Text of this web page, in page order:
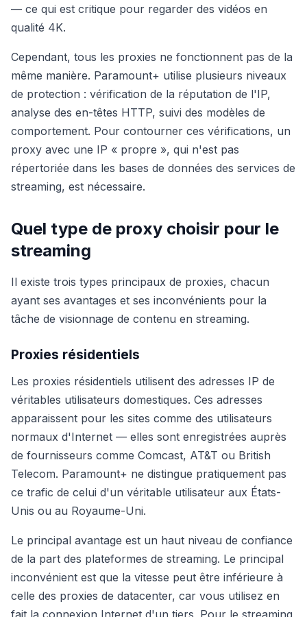
— ce qui est critique pour regarder des vidéos en
qualité 4K.
Cependant, tous les proxies ne fonctionnent pas de la
même manière. Paramount+ utilise plusieurs niveaux
de protection : vérification de la réputation de l'IP,
analyse des en-têtes HTTP, suivi des modèles de
comportement. Pour contourner ces vérifications, un
proxy avec une IP « propre », qui n'est pas
répertoriée dans les bases de données des services de
streaming, est nécessaire.
Quel type de proxy choisir pour le
streaming
Il existe trois types principaux de proxies, chacun
ayant ses avantages et ses inconvénients pour la
tâche de visionnage de contenu en streaming.
Proxies résidentiels
Les proxies résidentiels utilisent des adresses IP de
véritables utilisateurs domestiques. Ces adresses
apparaissent pour les sites comme des utilisateurs
normaux d'Internet — elles sont enregistrées auprès
de fournisseurs comme Comcast, AT&T ou British
Telecom. Paramount+ ne distingue pratiquement pas
ce trafic de celui d'un véritable utilisateur aux États-
Unis ou au Royaume-Uni.
Le principal avantage est un haut niveau de confiance
de la part des plateformes de streaming. Le principal
inconvénient est que la vitesse peut être inférieure à
celle des proxies de datacenter, car vous utilisez en